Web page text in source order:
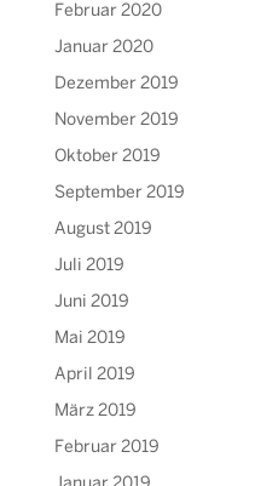
Februar 2020
Januar 2020
Dezember 2019
November 2019
Oktober 2019
September 2019
August 2019
Juli 2019
Juni 2019
Mai 2019
April 2019
März 2019
Februar 2019